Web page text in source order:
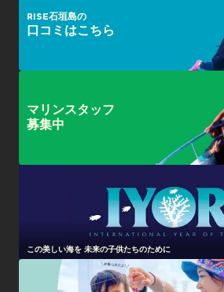
RISE石垣島の
口コミはこちら
マリンスタッフ
募集中
この美しい海を 未来の子供たちのために